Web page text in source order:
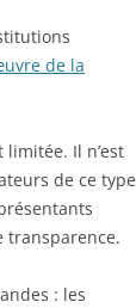
de la
Il n’est
de ce type
transparence.
: les